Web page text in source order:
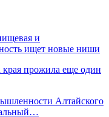
и
ищет новые ниши
прожила еще один
Алтайского